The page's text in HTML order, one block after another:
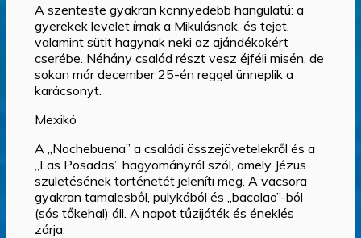
A szenteste gyakran könnyedebb hangulatú: a
gyerekek levelet írnak a Mikulásnak, és tejet,
valamint sütit hagynak neki az ajándékokért
cserébe. Néhány család részt vesz éjféli misén, de
sokan már december 25-én reggel ünneplik a
karácsonyt.
Mexikó
A „Nochebuena” a családi összejövetelekről és a
„Las Posadas” hagyományról szól, amely Jézus
születésének történetét jeleníti meg. A vacsora
gyakran tamalesből, pulykából és „bacalao”-ból
(sós tőkehal) áll. A napot tűzijáték és éneklés
zárja.